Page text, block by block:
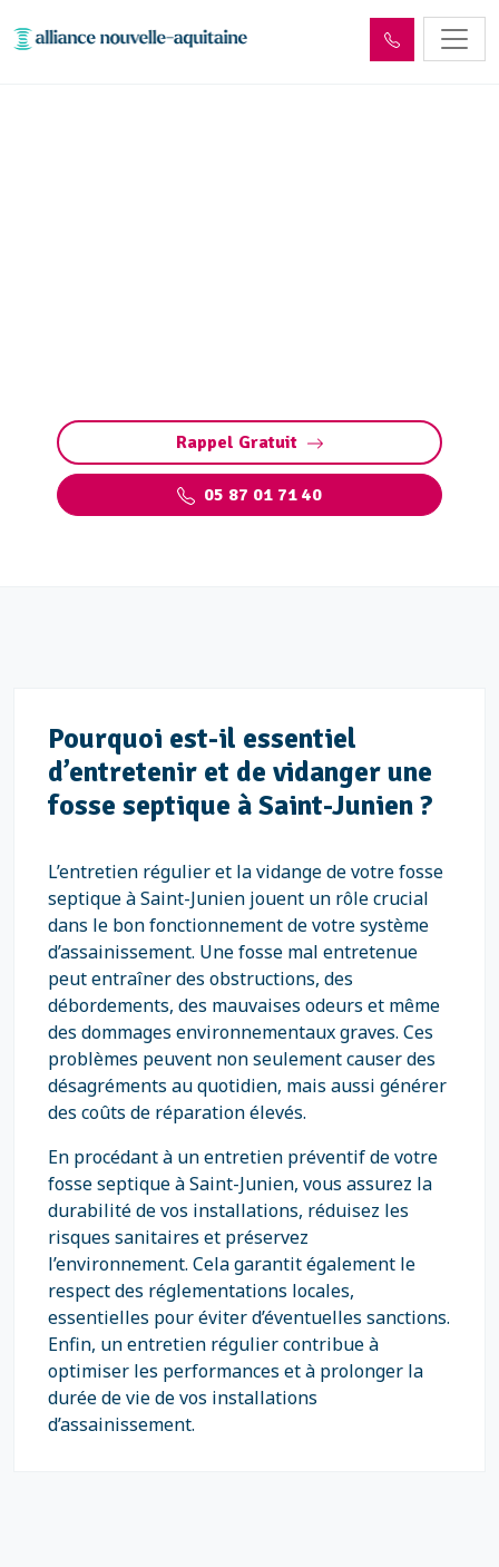
Rappel Gratuit
05 87 01 71 40
Pourquoi est-il essentiel
d’entretenir et de vidanger une
fosse septique à Saint-Junien ?
L’entretien régulier et la vidange de votre fosse
septique à Saint-Junien jouent un rôle crucial
dans le bon fonctionnement de votre système
d’assainissement. Une fosse mal entretenue
peut entraîner des obstructions, des
débordements, des mauvaises odeurs et même
des dommages environnementaux graves. Ces
problèmes peuvent non seulement causer des
désagréments au quotidien, mais aussi générer
des coûts de réparation élevés.
En procédant à un entretien préventif de votre
fosse septique à Saint-Junien, vous assurez la
durabilité de vos installations, réduisez les
risques sanitaires et préservez
l’environnement. Cela garantit également le
respect des réglementations locales,
essentielles pour éviter d’éventuelles sanctions.
Enfin, un entretien régulier contribue à
optimiser les performances et à prolonger la
durée de vie de vos installations
d’assainissement.